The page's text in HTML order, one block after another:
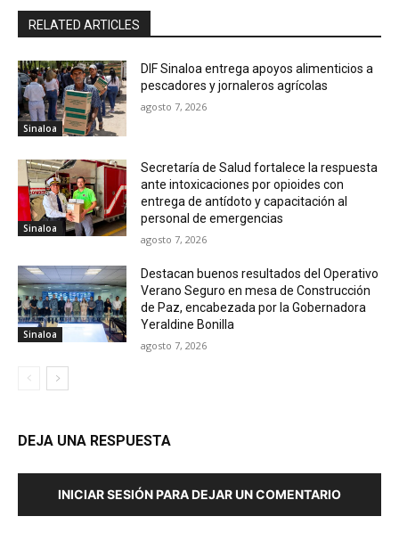
RELATED ARTICLES
Sinaloa
DIF Sinaloa entrega apoyos alimenticios a
pescadores y jornaleros agrícolas
agosto 7, 2026
Sinaloa
Secretaría de Salud fortalece la respuesta
ante intoxicaciones por opioides con
entrega de antídoto y capacitación al
personal de emergencias
agosto 7, 2026
Sinaloa
Destacan buenos resultados del Operativo
Verano Seguro en mesa de Construcción
de Paz, encabezada por la Gobernadora
Yeraldine Bonilla
agosto 7, 2026
DEJA UNA RESPUESTA
INICIAR SESIÓN PARA DEJAR UN COMENTARIO